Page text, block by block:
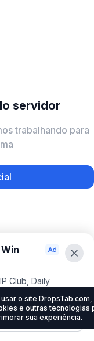
servidor
trabalhando para
Club, Daily
o site
e outras tecnologias
sua experiência.